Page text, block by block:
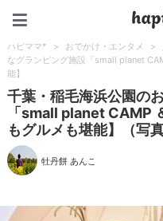
ハピママ* > おでかけ・エンタメ >
なグランピング施設「small planet
能】
千葉・稲毛海浜公園の
「small planet CAMP
もグルメも堪能】（写
牡丹餅 あんこ